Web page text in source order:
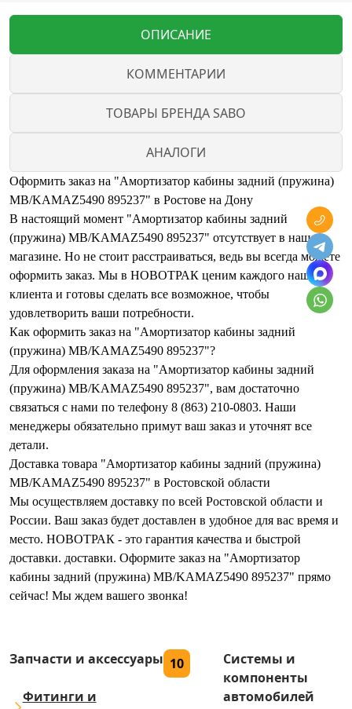
ОПИСАНИЕ
КОММЕНТАРИИ
ТОВАРЫ БРЕНДА SABO
АНАЛОГИ
Оформить заказ на "Амортизатор кабины задний (пружина)
MB/KAMAZ5490 895237" в Ростове на Дону
В настоящий момент "Амортизатор кабины задний
(пружина) MB/KAMAZ5490 895237" отсутствует в нашем
магазине. Но не стоит расстраиваться, ведь вы всегда можете
оформить заказ. Мы в НОВОТРАК ценим каждого нашего
клиента и готовы сделать все возможное, чтобы
удовлетворить ваши потребности.
Как оформить заказ на "Амортизатор кабины задний
(пружина) MB/KAMAZ5490 895237"?
Для оформления заказа на "Амортизатор кабины задний
(пружина) MB/KAMAZ5490 895237", вам достаточно
связаться с нами по телефону 8 (863) 210-0803. Наши
менеджеры обязательно примут ваш заказ и уточнят все
детали.
Доставка товара "Амортизатор кабины задний (пружина)
MB/KAMAZ5490 895237" в Ростовской области
Мы осуществляем доставку по всей Ростовской области и
России. Ваш заказ будет доставлен в удобное для вас время и
место. НОВОТРАК - это гарантия качества и быстрой
доставки. доставки. Оформите заказ на "Амортизатор
кабины задний (пружина) MB/KAMAZ5490 895237" прямо
сейчас! Мы ждем вашего звонка!
Запчасти и аксессуары 10
Фитинги и
Системы и
компоненты
автомобилей